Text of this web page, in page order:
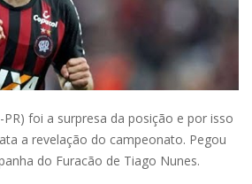
PR) foi a surpresa da posição e por isso
a revelação do campeonato. Pegou
do Furacão de Tiago Nunes.